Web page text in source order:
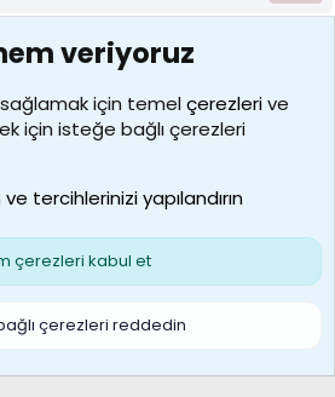
S
veriyoruz
sağlamak için temelçerezlerive
için isteğe bağlı çerezleri
tercihlerinizi yapılandırın
çerezleri kabul et
çerezleri reddedin